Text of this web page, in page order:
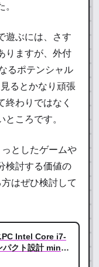
遊ぶには、さす
りますが、外付
るポテンシャル
るとかなり頑張
終わりではなく
ころです。
としたゲームや
検討する価値の
はぜひ検討して
Intel Core i7-
パクト設計 mini
を向上 ‖